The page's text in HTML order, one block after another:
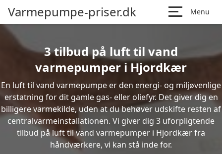
Varmepumpe-priser.dk Menu
3 tilbud på luft til vand
varmepumper i Hjordkær
En luft til vand varmepumpe er den energi- og miljøvenlige
erstatning for dit gamle gas- eller oliefyr. Det giver dig en
billigere varmekilde, uden at du behøver udskifte resten af
centralvarmeinstallationen. Vi giver dig 3 uforpligtende
tilbud på luft til vand varmepumper i Hjordkær fra
håndværkere, vi kan stå inde for.